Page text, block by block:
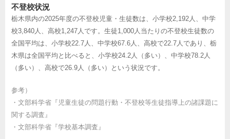
不登校状況
栃木県内の2025年度の不登校児童・生徒数は、小学校2,192人、中学
校3,840人、高校1,247人です。生徒1,000人当たりの不登校生徒数の
全国平均は、小学校22.7人、中学校67.6人、高校で22.7人であり、栃
木県は全国平均と比べると、小学校24.2人（多い）、中学校78.2人
（多い）、高校で26.9人（多い）という状況です。
参考）
・ 文部科学省『児童生徒の問題行動・不登校等生徒指導上の諸課題に
関する調査』
・ 文部科学省『学校基本調査』